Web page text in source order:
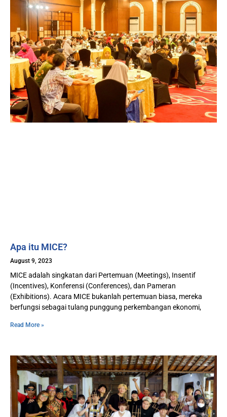
Apa itu MICE?
August 9, 2023
MICE adalah singkatan dari Pertemuan (Meetings), Insentif
(Incentives), Konferensi (Conferences), dan Pameran
(Exhibitions). Acara MICE bukanlah pertemuan biasa, mereka
berfungsi sebagai tulang punggung perkembangan ekonomi,
Read More »